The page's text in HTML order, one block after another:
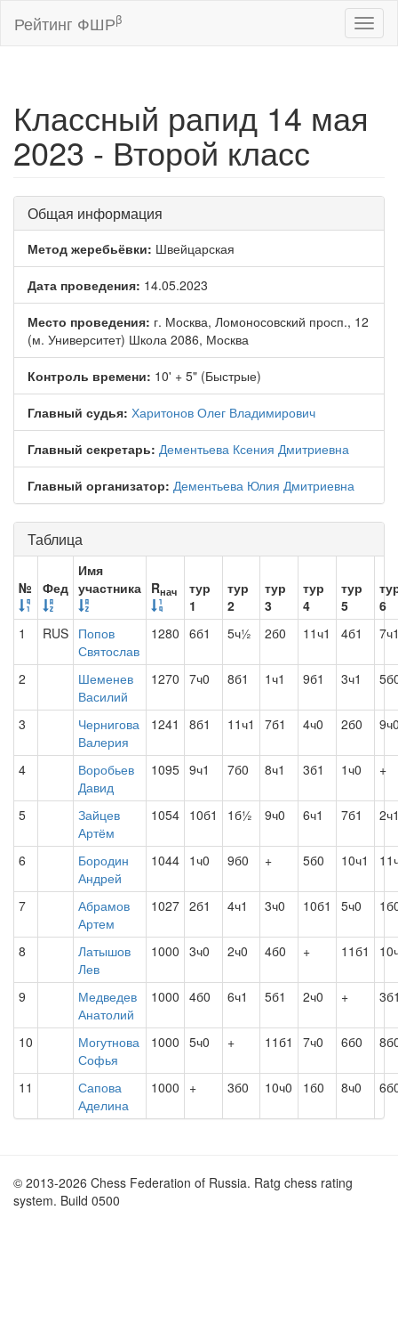
Рейтинг ФШРβ
Классный рапид 14 мая
2023 - Второй класс
Общая информация
Метод жеребьёвки: Швейцарская
Дата проведения: 14.05.2023
Место проведения: г. Москва, Ломоносовский просп., 12
(м. Университет) Школа 2086, Москва
Контроль времени: 10' + 5" (Быстрые)
Главный судья: Харитонов Олег Владимирович
Главный секретарь: Дементьева Ксения Дмитриевна
Главный организатор: Дементьева Юлия Дмитриевна
Таблица
№ Фед
Имя
участника Rнач
тур
1
тур
2
тур
3
тур
4
тур
5
6
1
RUS Попов
Святослав
1280 6б1 5ч½ 2б0 11ч1 4б1
2
Шеменев
Василий
1270 7ч0 8б1 1ч1 9б1 3ч1
3
Чернигова
Валерия
1241 8б1 11ч1 7б1 4ч0 2б0
4
Воробьев
Давид
1095 9ч1 7б0 8ч1 3б1 1ч0 +
5
Зайцев
Артём
1054 10б1 1б½ 9ч0 6ч1 7б1
6
Бородин
Андрей
1044 1ч0 9б0 + 5б0 10ч1
7
Абрамов
Артем
1027 2б1 4ч1 3ч0 10б1 5ч0
8
Латышов
Лев
1000 3ч0 2ч0 4б0 + 11б1
9
Медведев
Анатолий
1000 4б0 6ч1 5б1 2ч0 +
10
Могутнова
Софья
1000 5ч0 + 11б1 7ч0 6б0
11
Сапова
Аделина
1000 + 3б0 10ч0 1б0 8ч0
© 2013-2026 Chess Federation of Russia. Ratg chess rating
system. Build 0500